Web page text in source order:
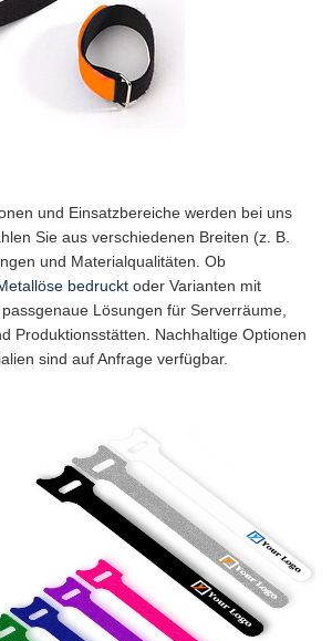
und Einsatzbereiche werden bei uns
Sie aus verschiedenen Breiten (z. B.
und Materialqualitäten. Ob
bedruckt oder Varianten mit
Lösungen für Serverräume,
Produktionsstätten. Nachhaltige Optionen
sind auf Anfrage verfügbar.